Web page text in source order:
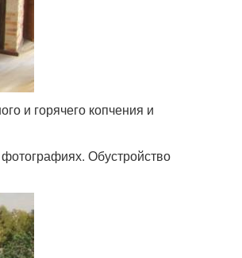
и горячего копчения и
Обустройство